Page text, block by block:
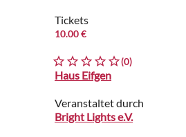
Tickets
10.00 €
(0)
Haus Eifgen
Veranstaltet durch
Bright Lights e.V.